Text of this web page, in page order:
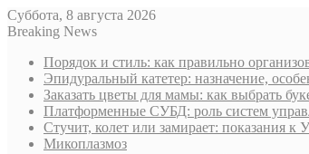
Суббота, 8 августа 2026
Breaking News
Порядок и стиль: как правильно
Эпидуральный катетер: назначение,
Заказать цветы для мамы: как выбрать
Платформенные СУБД: роль систем
Стучит, колет или замирает: показания к
Микоплазмоз